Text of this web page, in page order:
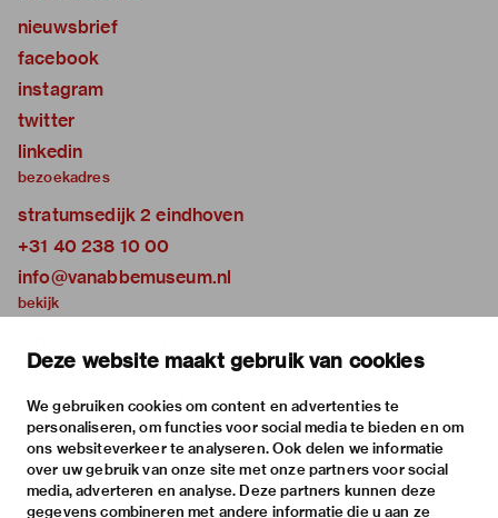
Deze website maakt gebruik van cookies
We gebruiken cookies om content en advertenties te
personaliseren, om functies voor social media te bieden en om
ons websiteverkeer te analyseren. Ook delen we informatie
over uw gebruik van onze site met onze partners voor social
media, adverteren en analyse. Deze partners kunnen deze
gegevens combineren met andere informatie die u aan ze
nieuwsbrief
facebook
instagram
twitter
linkedin
bezoekadres
stratumsedijk 2 eindhoven
+31 40 238 10 00
info@vanabbemuseum.nl
bekijk
activiteiten
praktische informatie
over
het museum
de collectie